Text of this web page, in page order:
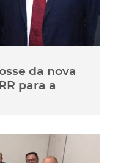
da nova
para a